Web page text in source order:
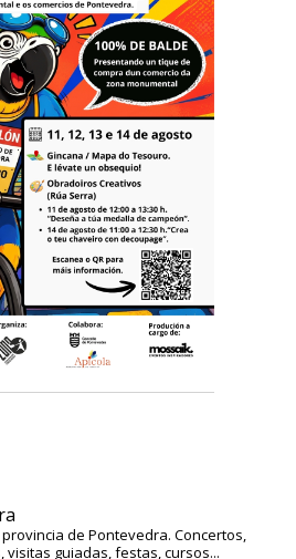
de Pontevedra. Concertos,
visitas guiadas, festas, cursos...